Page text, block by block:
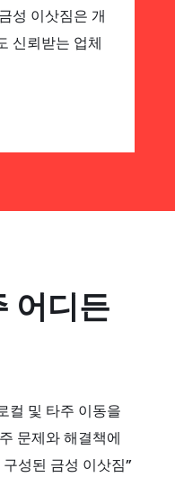
성 이삿짐은 개
신뢰받는 업체
어디든
컬 및 타주 이동을
문제와 해결책에
성된 금성 이삿짐”